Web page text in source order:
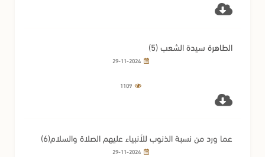
الطاهرة سيدة الشعب (5)
29-11-2024
1109
عما ورد من نسبة الذنوب للأنبياء عليهم الصلاة والسلام(6)
29-11-2024